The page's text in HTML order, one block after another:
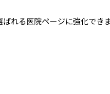
れる医院ページに強化できま